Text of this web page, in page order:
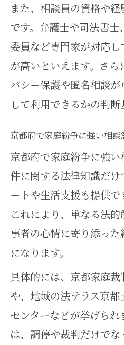
手順
家事事件の流れ
軽減する
京都府で信頼で
の入口
公害調停との違
の特徴
第三者活用で家庭
る秘訣
家事事件の第三
安心感
家庭紛争で調停
イント
公害等調整委員
の関係性
家事事件で冷静
門支援
また、相談員の資格や
です。弁護士や司法書
委員など専門家が対応
が高いといえます。さら
バシー保護や匿名相談
して利用できるかの判断
京都府で家庭紛争に強い相
京都府で家庭紛争に強
件に関する法律知識だ
ートや生活支援も提供で
これにより、単なる法
事者の心情に寄り添っ
になります。
具体的には、京都家庭
や、地域の法テラス京
センターなどが挙げら
は、調停や裁判だけで